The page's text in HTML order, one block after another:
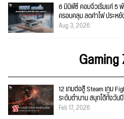
6 มินิพีซี คอมจิ๋วเริ่มแค่ 5
ครอบคลุม ลดค่าไฟ ประห
Aug 3, 2026
12 เกมต่อสู้ Steam เกม
ระดับตำนาน สนุกได้ทั้งวัน
Feb 17, 2026